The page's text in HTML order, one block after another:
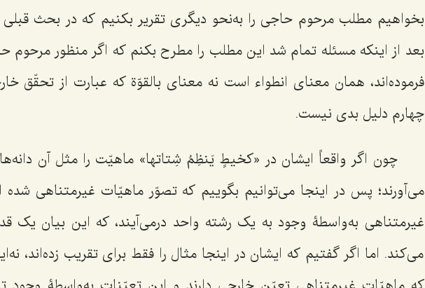
بخواهیم مطلب مرحوم حاجی را به‌نحو دیگری تقریر بکنیم که در بحث
بعد از اینکه مسئله تمام شد این مطلب را مطرح بکنم که اگر منظور مرحوم
فرموده‌اند، همان معنای انطواء است نه معنای بالقوّة که عبارت از تحقّق
چهارم دلیل بدی نیست.
چون اگر واقعاً ایشان در «کخیطٍ یَنظِمُ شِتاتها» ماهیّت را مثل آن
می‌آورند؛ پس در اینجا می‌توانیم بگوییم که تصوّر ماهیّات غیرمتناهی
غیرمتناهی به‌واسطۀ وجود به یک رشته واحد درمی‌آیند، که این بیان
می‌کند. اما اگر گفتیم که ایشان در اینجا مثال را فقط برای تقریب زده‌اند،